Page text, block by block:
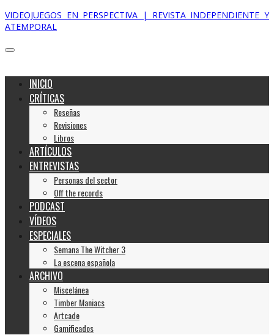
VIDEOJUEGOS EN PERSPECTIVA | REVISTA INDEPENDIENTE Y
ATEMPORAL
INICIO
CRÍTICAS
Reseñas
Revisiones
Libros
ARTÍCULOS
ENTREVISTAS
Personas del sector
Off the records
PODCAST
VÍDEOS
ESPECIALES
Semana The Witcher 3
La escena española
ARCHIVO
Miscelánea
Timber Maniacs
Artcade
Gamificados